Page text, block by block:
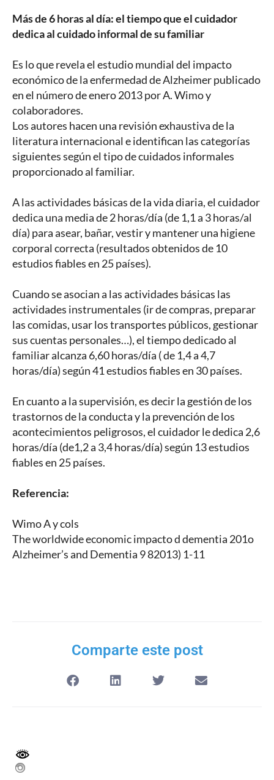
Más de 6 horas al día: el tiempo que el cuidador
dedica al cuidado informal de su familiar
Es lo que revela el estudio mundial del impacto
económico de la enfermedad de Alzheimer publicado
en el número de enero 2013 por A. Wimo y
colaboradores.
Los autores hacen una revisión exhaustiva de la
literatura internacional e identifican las categorías
siguientes según el tipo de cuidados informales
proporcionado al familiar.
A las actividades básicas de la vida diaria, el cuidador
dedica una media de 2 horas/día (de 1,1 a 3 horas/al
día) para asear, bañar, vestir y mantener una higiene
corporal correcta (resultados obtenidos de 10
estudios fiables en 25 países).
Cuando se asocian a las actividades básicas las
actividades instrumentales (ir de compras, preparar
las comidas, usar los transportes públicos, gestionar
sus cuentas personales…), el tiempo dedicado al
familiar alcanza 6,60 horas/día ( de 1,4 a 4,7
horas/día) según 41 estudios fiables en 30 países.
En cuanto a la supervisión, es decir la gestión de los
trastornos de la conducta y la prevención de los
acontecimientos peligrosos, el cuidador le dedica 2,6
horas/día (de1,2 a 3,4 horas/día) según 13 estudios
fiables en 25 países.
Referencia:
Wimo A y cols
The worldwide economic impacto d dementia 201o
Alzheimer’s and Dementia 9 82013) 1-11
Comparte este post